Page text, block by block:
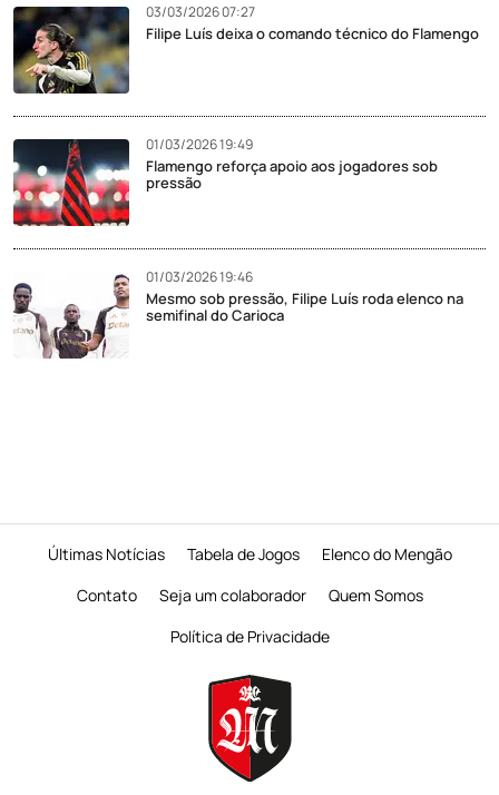
03/03/2026 07:27
Filipe Luís deixa o comando técnico do Flamengo
01/03/2026 19:49
Flamengo reforça apoio aos jogadores sob
pressão
01/03/2026 19:46
Mesmo sob pressão, Filipe Luís roda elenco na
semifinal do Carioca
Últimas Notícias Tabela de Jogos
Elenco do Mengão
Contato
Seja um colaborador
Quem Somos
Política de Privacidade